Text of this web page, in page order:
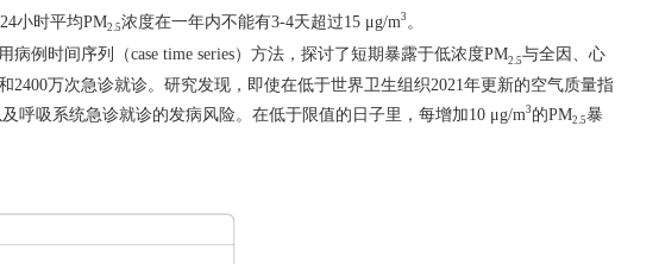
24小时平均PM2.5浓度在一年内不能有3-4天超过15 μg/m3 。
病例时间序列（case time series）方法，探讨了短期暴露于低浓度PM2. 5与全因、心
2400万次急诊就诊。研究发现，即使在低于世界卫生组织2021年更新的空气质量指
呼吸系统急诊就诊的发病风险。在低于限值的日子里，每增加1 0 μg/m3 的PM2.5暴